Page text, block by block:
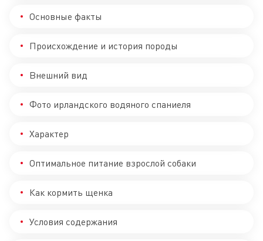
Основные факты
Происхождение и история породы
Внешний вид
Фото ирландского водяного спаниеля
Характер
Оптимальное питание взрослой собаки
Как кормить щенка
Условия содержания